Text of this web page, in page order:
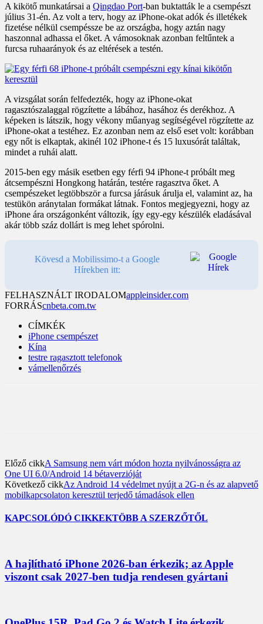
A kikötő munkatársai a Qingdao Port-ban buktatták le a csempészt
július 31-én. Az volt a terv, hogy az iPhone-okat adók és illetékek
fizetése nélkül csempéssze be az országba, hogy aztán nagy
haszonnal adhassa el őket. A vámosoknak azonban feltűntek a
furcsa ruhaarányok és az eltérések a testén.
A vizsgálat során felfedezték, hogy az iPhone-okat
ragasztószalaggal rögzítette a lábához, hasához és derékhoz. A
képeken is látszik, hogy vékony műanyag segítségével rögzítette az
iPhone-okat a testéhez. Ez azonban nem az első eset volt: korábban
egy nőt is elkaptak, akinél 102 iPhone-t és 15 luxusórát találtak,
mindet a ruhái alatt.
2015-ben egy másik esetben egy férfi 94 iPhone-t próbált meg
átcsempészni Hongkong határán, testére ragasztva őket. A
csempészeket legtöbbször a furcsa járásuk árulja el, valamint az, ha
testükön aránytalan formákat látnak. Fontos megjegyezni, hogy az
iPhone ára országonként változik, így egy-egy készülék eladásával
akár több száz dollárt is meg lehet spórolni.
Kövesd a Mobilissimo-t a Google
Hírekben itt:
FELHASZNÁLT IRODALOMappleinsider.com
FORRÁScnbeta.com.tw
CÍMKÉK
iPhone csempészet
Kína
testre ragasztott telefonok
vámellenőrzés
Előző cikkA Samsung nem várt módon hozta nyilvánosságra az
One UI 6.0/Android 14 bétaverzióját
Következő cikkAz Android 14 védelmet nyújt a 2G-n és az alapvető
mobilkapcsolaton keresztül terjedő támadások ellen
KAPCSOLÓDÓ CIKKEKTÖBB A SZERZŐTŐL
A hajlítható iPhone 2026-ban érkezik; az Apple
viszont csak 2027-ben tudja rendesen gyártani